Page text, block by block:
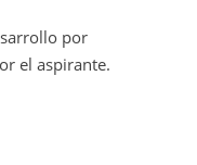
por
el aspirante.